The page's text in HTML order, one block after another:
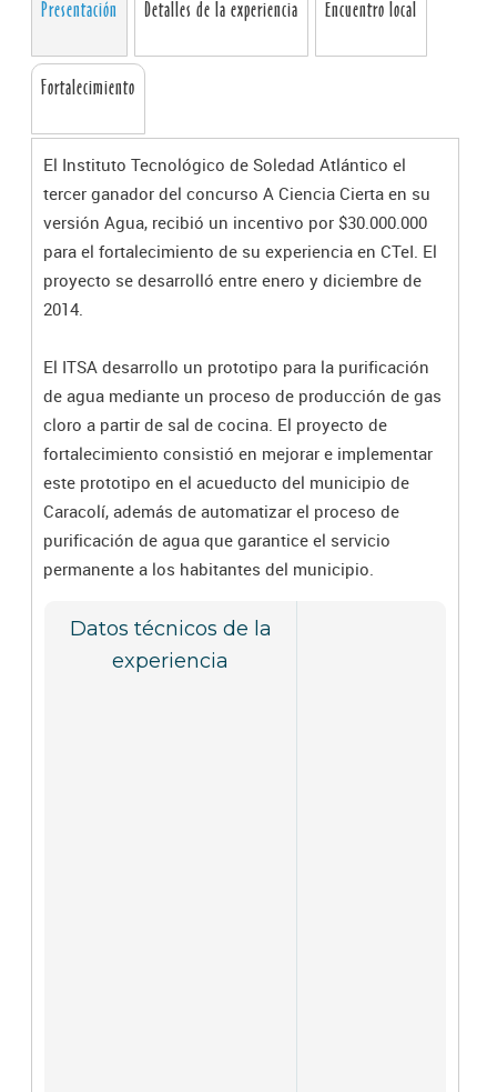
Presentación Detalles de la experiencia Encuentro local
Fortalecimiento
El Instituto Tecnológico de Soledad Atlántico el
tercer ganador del concurso A Ciencia Cierta en su
versión Agua, recibió un incentivo por $30.000.000
para el fortalecimiento de su experiencia en CTeI. El
proyecto se desarrolló entre enero y diciembre de
2014.
El ITSA desarrollo un prototipo para la purificación
de agua mediante un proceso de producción de gas
cloro a partir de sal de cocina. El proyecto de
fortalecimiento consistió en mejorar e implementar
este prototipo en el acueducto del municipio de
Caracolí, además de automatizar el proceso de
purificación de agua que garantice el servicio
permanente a los habitantes del municipio.
Datos técnicos de la
experiencia